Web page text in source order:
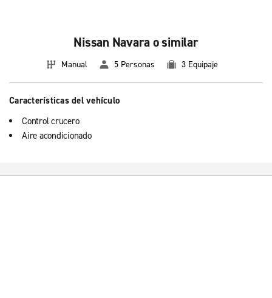
Nissan Navara o similar
Manual 5 Personas 3 Equipaje
Características del vehículo
Control crucero
Aire acondicionado